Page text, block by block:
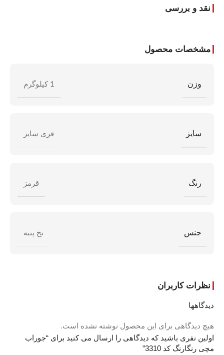
نقد و بررسی
مشخصات محصول
وزن 1 کیلوگرم
سایز فری سایز
رنگ قرمز
جنس نخ پنبه
نظرات کاربران
دیدگاهها
هیچ دیدگاهی برای این محصول نوشته نشده است.
اولین نفری باشید که دیدگاهی را ارسال می کنید برای “جوراب
مچی رنگارنگ کد 3310”